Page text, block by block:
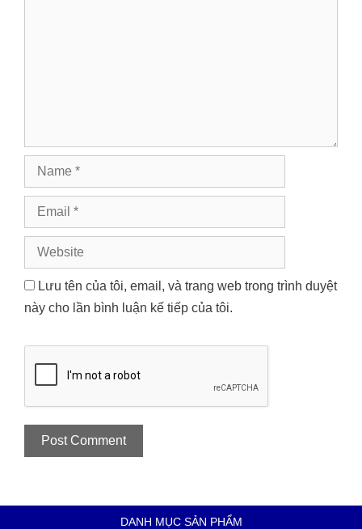
Name
Email
Website
Lưu tên của tôi, email, và trang web trong trình duyệt
này cho lần bình luận kế tiếp của tôi.
DANH MỤC SẢN PHẨM